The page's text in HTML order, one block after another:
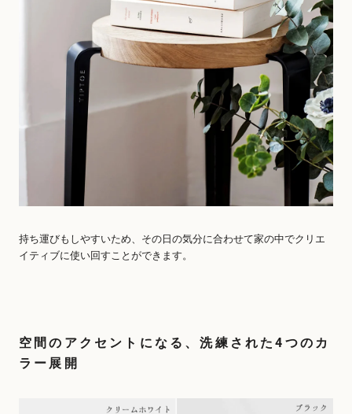
持ち運びもしやすいため、その日の気分に合わせて家の中でクリエ
イティブに使い回すことができます。
空間のアクセントになる、洗練された4つのカ
ラー展開